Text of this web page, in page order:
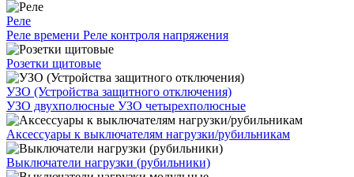
Реле
Реле времени Реле контроля напряжения
Розетки щитовые
УЗО (Устройства защитного отключения)
УЗО двухполюсные УЗО четырехполюсные
Аксессуары к выключателям нагрузки/рубильникам
Выключатели нагрузки (рубильники)